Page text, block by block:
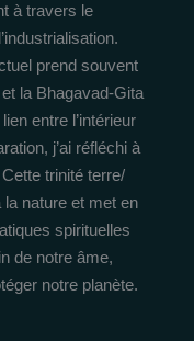
à travers le
prend souvent
la Bhagavad-Gita
entre l’intérieur
j’ai réfléchi à
trinité terre/
nature et met en
spirituelles
de notre âme,
notre planète.